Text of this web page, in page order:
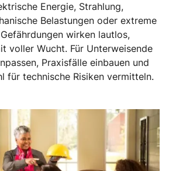
Energie, Strahlung,
Belastungen oder extreme
wirken lautlos,
voller Wucht. Für Unterweisende
Praxisfälle einbauen und
für technische Risiken vermitteln.